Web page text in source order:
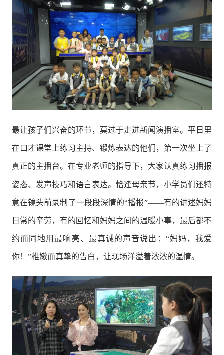
最让孩子们兴奋的环节，莫过于走进新闻演播室。平日里
在口才课堂上练习主持、锻炼表达的他们，第一次坐上了
真正的主播台。在专业老师的指导下，大家认真练习播报
姿态、发声技巧和语言表达。恰逢母亲节，小学员们还特
意在镜头前录制了一段段深情的“播报”——有的讲述妈妈
日常的辛劳，有的回忆和妈妈之间的温暖小事，最后都不
约而同地用最响亮、最真诚的声音说出：“妈妈，我爱
你！”稚嫩而真挚的告白，让现场洋溢着浓浓的温情。